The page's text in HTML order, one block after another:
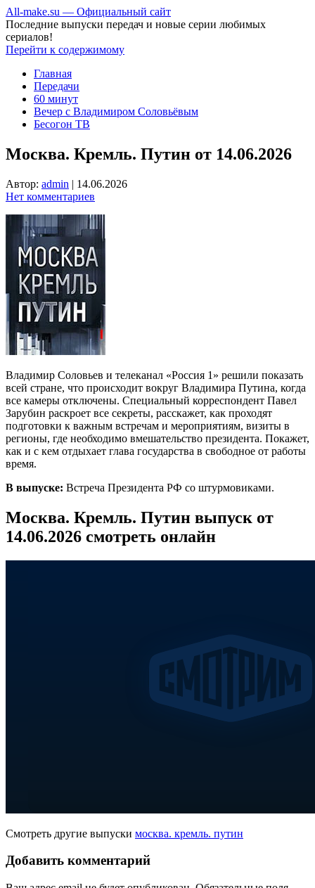
All-make.su — Официальный сайт
Последние выпуски передач и новые серии любимых
сериалов!
Перейти к содержимому
Главная
Передачи
60 минут
Вечер с Владимиром Соловьёвым
Бесогон ТВ
Москва. Кремль. Путин от 14.06.2026
Автор: admin | 14.06.2026
Нет комментариев
Владимир Соловьев и телеканал «Россия 1» решили показать
всей стране, что происходит вокруг Владимира Путина, когда
все камеры отключены. Специальный корреспондент Павел
Зарубин раскроет все секреты, расскажет, как проходят
подготовки к важным встречам и мероприятиям, визиты в
регионы, где необходимо вмешательство президента. Покажет,
как и с кем отдыхает глава государства в свободное от работы
время.
В выпуске: Встреча Президента РФ со штурмовиками.
Москва. Кремль. Путин выпуск от
14.06.2026 смотреть онлайн
Смотреть другие выпуски москва. кремль. путин
Добавить комментарий